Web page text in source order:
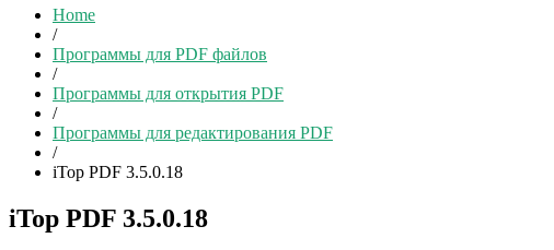
Home
/
Программы для PDF файлов
/
Программы для открытия PDF
/
Программы для редактирования PDF
/
iTop PDF 3.5.0.18
iTop PDF 3.5.0.18